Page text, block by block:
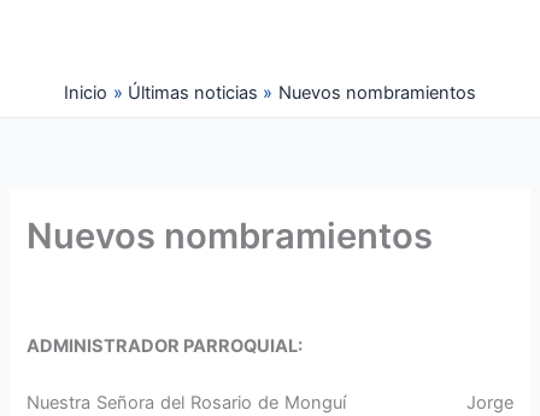
Inicio
Últimas noticias Nuevos nombramientos
Nuevos nombramientos
ADMINISTRADOR PARROQUIAL:
Nuestra Señora del Rosario de Monguí Jorge